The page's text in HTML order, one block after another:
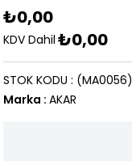
₺0,00
KDV Dahil ₺0,00
(MA0056)
STOK KODU
Marka : AKAR